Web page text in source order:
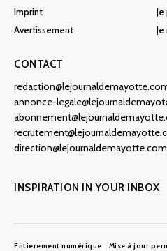
Imprint
Avertissement
Je
CONTACT
annonce-
direction@lejournaldemayotte.com
INSPIRATION IN YOUR INBOX
Entierement numérique Mise à jour